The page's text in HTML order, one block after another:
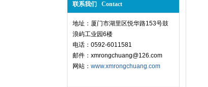
联系我们 Contact
地址：厦门市湖里区悦华路153号鼓
浪屿工业园6楼
电话：0592-6011581
邮件：xmrongchuang@126.com
网站： www.xmrongchuang.com